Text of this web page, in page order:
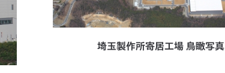
埼玉製作所寄居工場 鳥瞰写真